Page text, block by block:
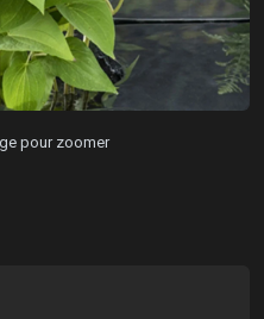
pour zoomer